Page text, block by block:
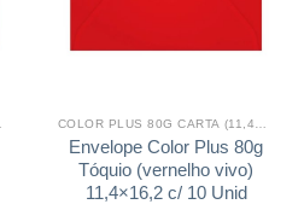
Envelope Color Plus 80g
Tóquio (vernelho vivo)
11,4×16,2 c/ 10 Unid